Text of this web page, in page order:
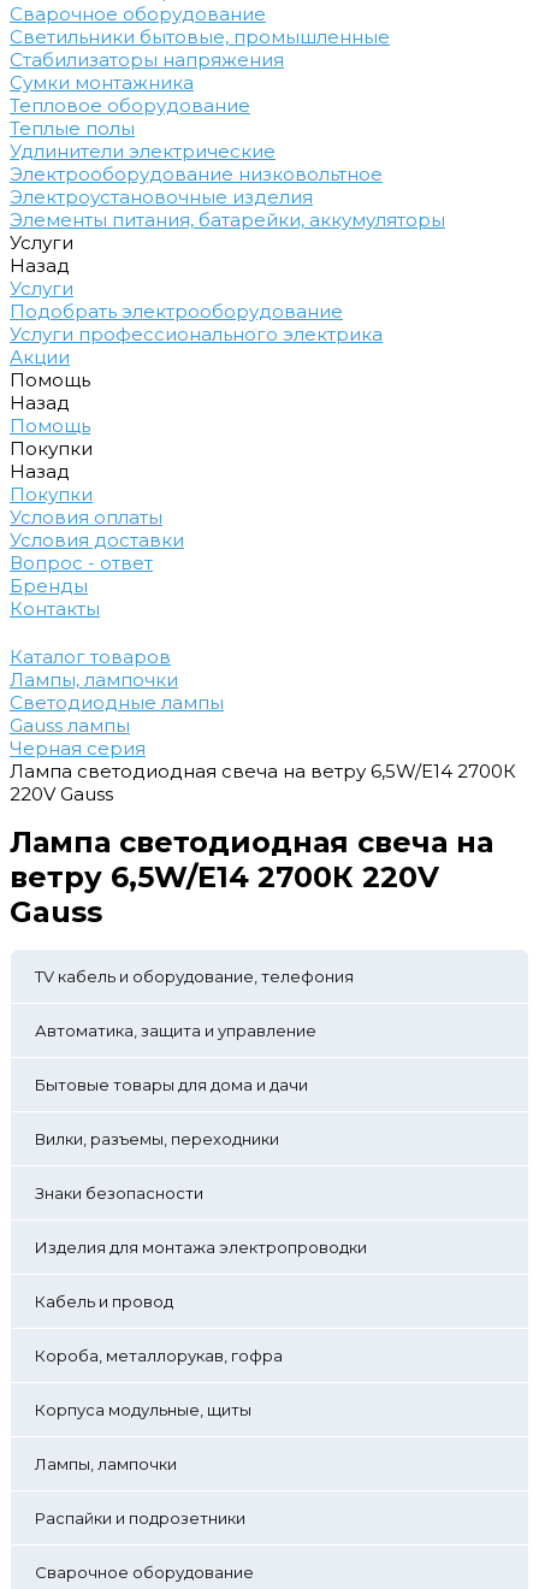
Сварочное оборудование
Светильники бытовые, промышленные
Стабилизаторы напряжения
Сумки монтажника
Тепловое оборудование
Теплые полы
Удлинители электрические
Электрооборудование низковольтное
Электроустановочные изделия
Элементы питания, батарейки, аккумуляторы
Услуги
Назад
Услуги
Подобрать электрооборудование
Услуги профессионального электрика
Акции
Помощь
Назад
Помощь
Покупки
Назад
Покупки
Условия оплаты
Условия доставки
Вопрос - ответ
Бренды
Контакты
Каталог товаров
Лампы, лампочки
Светодиодные лампы
Gauss лампы
Черная серия
Лампа светодиодная свеча на ветру 6,5W/Е14 2700К
220V Gauss
Лампа светодиодная свеча на
ветру 6,5W/Е14 2700К 220V
Gauss
TV кабель и оборудование, телефония
Автоматика, защита и управление
Бытовые товары для дома и дачи
Вилки, разъемы, переходники
Знаки безопасности
Изделия для монтажа электропроводки
Кабель и провод
Короба, металлорукав, гофра
Корпуса модульные, щиты
Лампы, лампочки
Распайки и подрозетники
Сварочное оборудование